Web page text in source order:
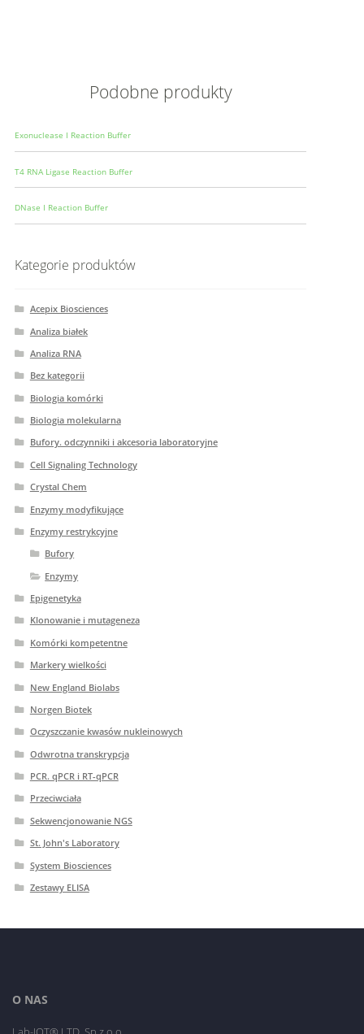
Podobne produkty
Exonuclease I Reaction Buffer
T4 RNA Ligase Reaction Buffer
DNase I Reaction Buffer
Kategorie produktów
Acepix Biosciences
Analiza białek
Analiza RNA
Bez kategorii
Biologia komórki
Biologia molekularna
Bufory. odczynniki i akcesoria laboratoryjne
Cell Signaling Technology
Crystal Chem
Enzymy modyfikujące
Enzymy restrykcyjne
Bufory
Enzymy
Epigenetyka
Klonowanie i mutageneza
Komórki kompetentne
Markery wielkości
New England Biolabs
Norgen Biotek
Oczyszczanie kwasów nukleinowych
Odwrotna transkrypcja
PCR. qPCR i RT-qPCR
Przeciwciała
Sekwencjonowanie NGS
St. John's Laboratory
System Biosciences
Zestawy ELISA
O NAS